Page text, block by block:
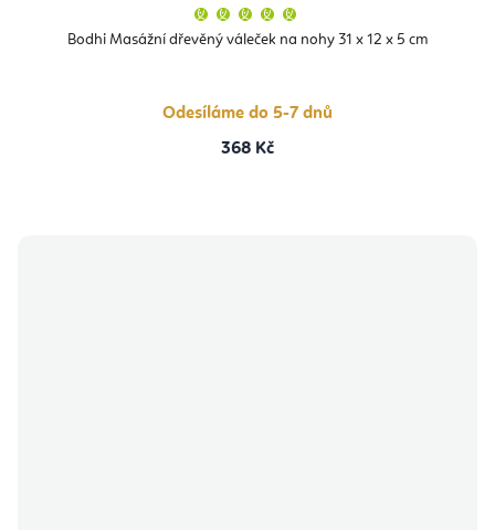
Bodhi Masážní dřevěný váleček na nohy 31 x 12 x 5 cm
produktu
je
hvězdiček.
Odesíláme do 5-7 dnů
368 Kč